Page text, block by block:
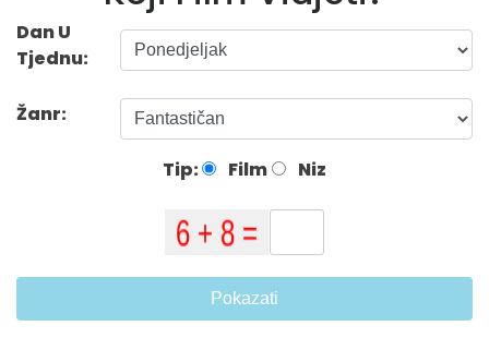
Dan U
Tjednu:
Žanr:
Tip: Film Niz
Pokazati